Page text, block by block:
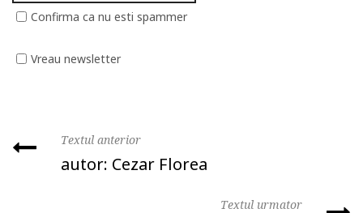
Confirma ca nu esti spammer
Vreau newsletter
Textul anterior
autor: Cezar Florea
Textul urmator